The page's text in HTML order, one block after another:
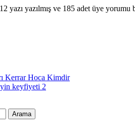
yazı yazılmış ve 185 adet üye yorumu
Kerrar Hoca Kimdir
keyfiyeti 2